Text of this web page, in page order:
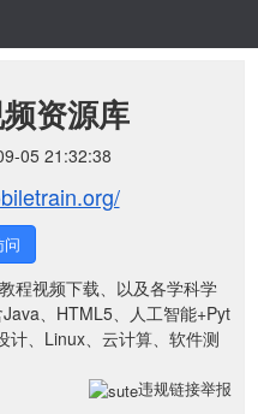
资源库
05 21:32:38
问
程视频下载、以及各学科学
、HTML5、人工智能+Pyt
计、Linux、云计算、软件测
违规链接举报